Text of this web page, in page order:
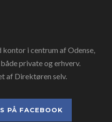
i centrum af Odense,
private og erhverv.
af Direktøren selv.
PÅ FACEBOOK